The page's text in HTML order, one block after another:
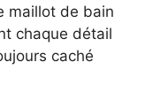
maillot de bain
chaque détail
caché